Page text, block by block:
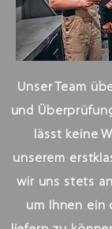
Unser Team
und
lässt keine
unserem
wir uns stets
um Ihnen ein